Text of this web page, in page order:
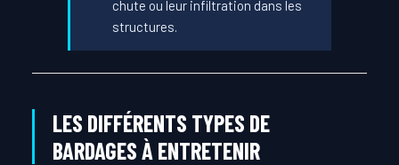
chute ou leur infiltration dans les
structures.
LES DIFFÉRENTS TYPES DE
BARDAGES À ENTRETENIR